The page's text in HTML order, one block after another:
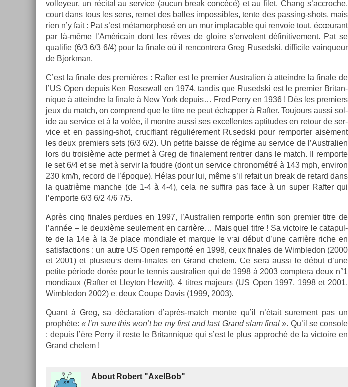
volleyeur, un récital au ser­vice (aucun break concédé) et au filet. Chang s’accroc­he,
court dans tous les sens, remet des bal­les im­pos­sibles, tente des passing-shots, mais
rien n’y fait : Pat s’est métamorphosé en un mur im­plac­able qui re­nvoie tout, écœurant
par là-même l’Américain dont les rêves de gloire s’en­volent définitive­ment. Pat se
qualifie (6/3 6/3 6/4) pour la fin­ale où il re­ncontrera Greg Rusedski, dif­ficile vain­queur
de Bjorkman.
C’est la fin­ale des premières : Raft­er est le pre­mi­er Australi­en à at­teindre la fin­ale de
l’US Open de­puis Ken Rosewall en 1974, tan­dis que Rusedski est le pre­mi­er Britan­
nique à at­teindre la fin­ale à New York de­puis… Fred Perry en 1936 ! Dès les pre­mi­ers
jeux du match, on com­prend que le titre ne peut échapp­er à Raft­er. Toujours aussi sol­
ide au ser­vice et à la volée, il montre aussi ses ex­cel­lentes ap­titudes en re­tour de ser­
vice et en passing-shot, crucifiant réguliè­re­ment Rusedski pour re­mport­er aisément
les deux pre­mi­ers sets (6/3 6/2). Un petite bais­se de régime au ser­vice de l’Australi­en
lors du troisiè­me acte per­met à Greg de fin­ale­ment re­ntr­er dans le match. Il re­mpor­te
le set 6/4 et se met à ser­vir la foud­re (dont un ser­vice chronométré à 143 mph, en­viron
230 km/h, re­cord de l’époque). Hélas pour lui, même s’il re­fait un break de re­tard dans
la quat­rième man­che (de 1-4 à 4-4), cela ne suf­fira pas face à un super Raft­er qui
l’em­porte 6/3 6/2 4/6 7/5.
Après cinq fin­ales per­dues en 1997, l’Australi­en re­mpor­te enfin son pre­mi­er titre de
l’année – le deuxième seule­ment en carrière… Mais quel titre ! Sa vic­toire le cat­apul­
te de la 14e à la 3e place mon­diale et mar­que le vrai début d’une carrière riche en
satis­fac­tions : un autre US Open re­mporté en 1998, deux fin­ales de Wimbledon (2000
et 2001) et plusieurs demi-finales en Grand chelem. Ce sera aussi le début d’une
petite période dorée pour le ten­nis australi­en qui de 1998 à 2003 com­ptera deux n°1
mon­diaux (Raft­er et Lleyton Hewitt), 4 tit­res majeurs (US Open 1997, 1998 et 2001,
Wimbledon 2002) et deux Coupe Davis (1999, 2003).
Quant à Greg, sa déclara­tion d’après-match montre qu’il n’était sur­e­ment pas un
prophète:« I’m sure this won’t be my first and last Grand slam final ». Qu’il se con­sole
: de­puis l’ère Perry il reste le Britan­nique qui s’est le plus approché de la vic­toire en
Grand chelem !
About Robert "Ax­el­Bob"